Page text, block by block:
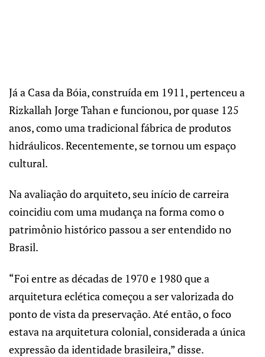
Já a Casa da Bóia, construída em 1911, pertenceu a
Rizkallah Jorge Tahan e funcionou, por quase 125
anos, como uma tradicional fábrica de produtos
hidráulicos. Recentemente, se tornou um espaço
cultural.
Na avaliação do arquiteto, seu início de carreira
coincidiu com uma mudança na forma como o
patrimônio histórico passou a ser entendido no
Brasil.
“Foi entre as décadas de 1970 e 1980 que a
arquitetura eclética começou a ser valorizada do
ponto de vista da preservação. Até então, o foco
estava na arquitetura colonial, considerada a única
expressão da identidade brasileira,” disse.